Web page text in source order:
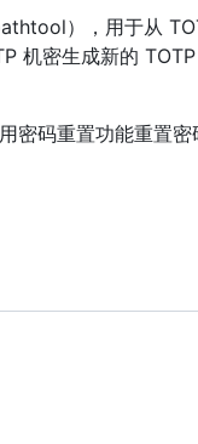
），用于从
机密生成新的
密码重置功能重置